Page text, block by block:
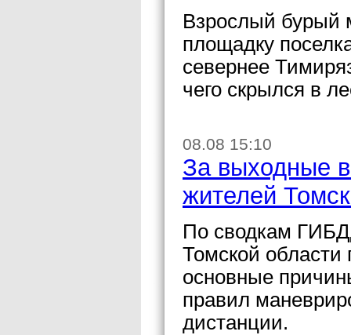
Взрослый бурый
площадку
севернее
чего скрылся в
08.08 15:10
За выходные
жителей
По сводкам
Томской области
основные
правил
дистанции.